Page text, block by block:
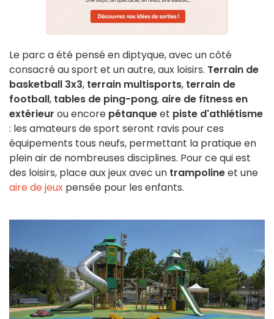
Le parc a été pensé en diptyque, avec un côté
consacré au sport et un autre, aux loisirs. Terrain de
basketball 3x3, terrain multisports, terrain de
football, tables de ping-pong, aire de fitness en
extérieur ou encore pétanqueet piste d'athlétisme
: les amateurs de sport seront ravis pour ces
équipements tous neufs, permettant la pratique en
plein air de nombreuses disciplines. Pour ce qui est
des loisirs, place aux jeux avec un trampolineet une
aire de jeux pensée pour les enfants.